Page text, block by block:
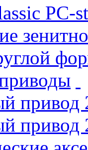
PC-st
привод
привод